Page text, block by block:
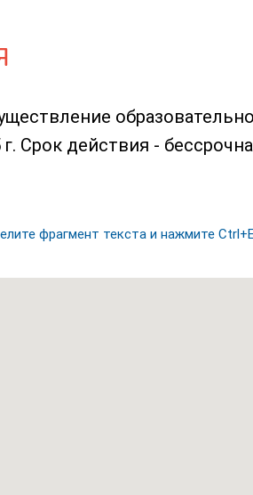
Срок действия -
фрагмент текста и нажмите